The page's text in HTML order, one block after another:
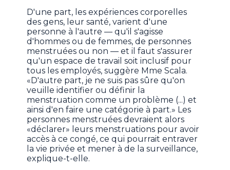
D'une part, les expériences corporelles
des gens, leur santé, varient d'une
personne à l'autre — qu'il s'agisse
d'hommes ou de femmes, de personnes
menstruées ou non — et il faut s'assurer
qu'un espace de travail soit inclusif pour
tous les employés, suggère Mme Scala.
«D'autre part, je ne suis pas sûre qu'on
veuille identifier ou définir la
menstruation comme un problème (...) et
ainsi d'en faire une catégorie à part.» Les
personnes menstruées devraient alors
«déclarer» leurs menstruations pour avoir
accès à ce congé, ce qui pourrait entraver
la vie privée et mener à de la surveillance,
explique-t-elle.